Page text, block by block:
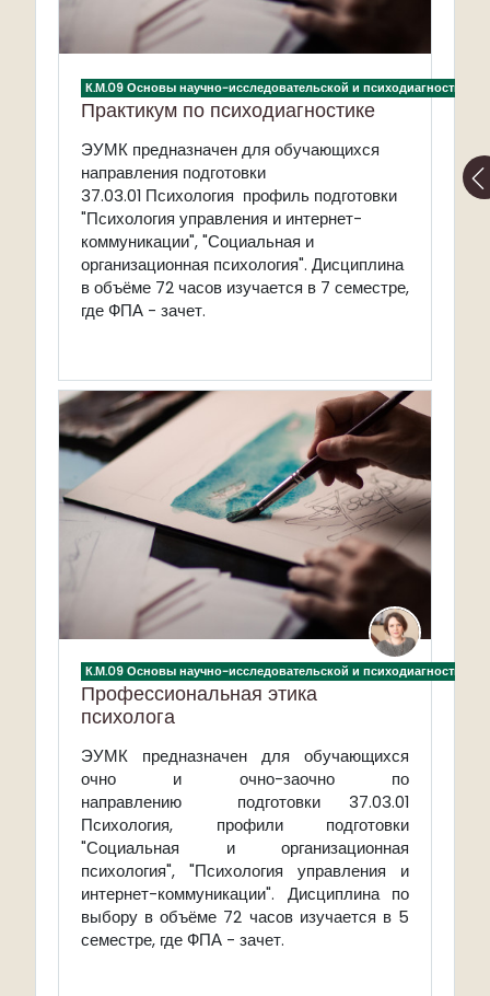
К.М.09 Основы научно-исследовательской и
Практикум по психодиагностике
ЭУМК предназначен для обучающихся
направления подготовки
37.03.01 Психология профиль подготовки
"Психология управления и интернет-
коммуникации", "Социальная и
организационная психология". Дисциплина
в объёме 72 часов изучается в 7 семестре,
где ФПА - зачет.
К.М.09 Основы научно-исследовательской и
Профессиональная этика
психолога
ЭУМК предназначен для обучающихся
очно и очно-заочно по
направлению подготовки 37.03.01
Психология, профили подготовки
"Социальная и организационная
психология", "Психология управления и
интернет-коммуникации". Дисциплина по
выбору в объёме 72 часов изучается в 5
семестре, где ФПА - зачет.